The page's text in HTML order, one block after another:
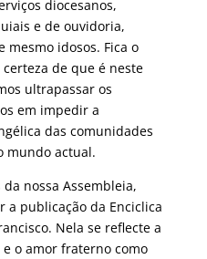
diocesanos,
e de ouvidoria,
mesmo idosos. Fica o
de que é neste
ultrapassar os
em impedir a
das comunidades
mundo actual.
nossa Assembleia,
a publicação da Enciclica
Nela se reflecte a
o amor fraterno como